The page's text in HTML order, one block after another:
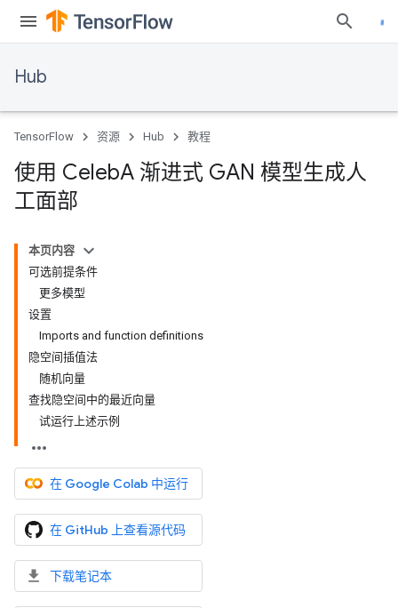
Hub
TensorFlow 资源 Hub 教程
使用 CelebA 渐进式 GAN 模型生成人
工面部
本页内容
可选前提条件
更多模型
设置
Imports and function definitions
隐空间插值法
随机向量
查找隐空间中的最近向量
试运行上述示例
在 Google Colab 中运行
在 GitHub 上查看源代码
下载笔记本